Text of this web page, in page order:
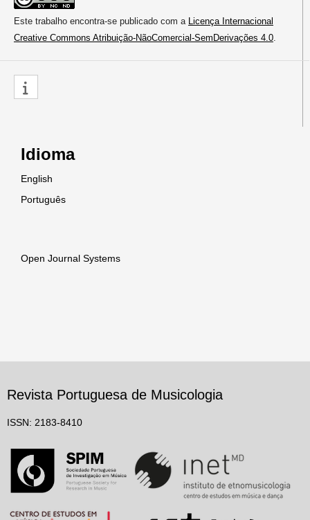
Este trabalho encontra-se publicado com a Licença Internacional
Creative Commons Atribuição-NãoComercial-SemDerivações 4.0.
Idioma
English
Português
Open Journal Systems
Revista Portuguesa de Musicologia
ISSN: 2183-8410